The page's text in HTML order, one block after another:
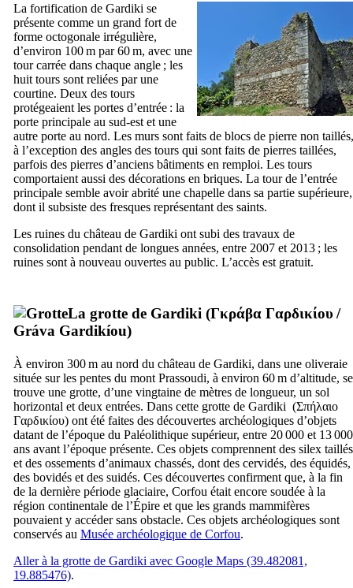
La fortification de Gardiki se
présente comme un grand fort de
forme octogonale irrégulière,
d’environ 100 m par 60 m, avec une
tour carrée dans chaque angle ; les
huit tours sont reliées par une
courtine. Deux des tours
protégeaient les portes d’entrée : la
porte principale au sud-est et une
autre porte au nord. Les murs sont faits de blocs de pierre non taillés,
à l’exception des angles des tours qui sont faits de pierres taillées,
parfois des pierres d’anciens bâtiments en remploi. Les tours
comportaient aussi des décorations en briques. La tour de l’entrée
principale semble avoir abrité une chapelle dans sa partie supérieure,
dont il subsiste des fresques représentant des saints.
Les ruines du château de Gardiki ont subi des travaux de
consolidation pendant de longues années, entre 2007 et 2013 ; les
ruines sont à nouveau ouvertes au public. L’accès est gratuit.
La grotte de Gardiki (Γκράβα Γαρδικίου/
Gráva Gardikíou)
À environ 300 m au nord du château de Gardiki, dans une oliveraie
située sur les pentes du mont Prassoudi, à environ 60 m d’altitude, se
trouve une grotte, d’une vingtaine de mètres de longueur, un sol
horizontal et deux entrées. Dans cette grotte de Gardiki (Σπήλαιο
Γαρδικίου) ont été faites des découvertes archéologiques d’objets
datant de l’époque du Paléolithique supérieur, entre 20 000 et 13 000
ans avant l’époque présente. Ces objets comprennent des silex taillés
et des ossements d’animaux chassés, dont des cervidés, des équidés,
des bovidés et des suidés. Ces découvertes confirment que, à la fin
de la dernière période glaciaire, Corfou était encore soudée à la
région continentale de l’Épire et que les grands mammifères
pouvaient y accéder sans obstacle. Ces objets archéologiques sont
conservés au Musée archéologique de Corfou.
Aller à la grotte de Gardiki avec Google Maps (39.482081,
19.885476).